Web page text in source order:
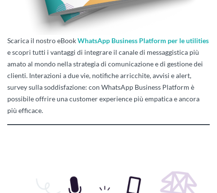
Scarica il nostro eBookWhatsApp Business Platform per le utilities
e scopri tutti i vantaggi di integrare il canale di messaggistica più
amato al mondo nella strategia di comunicazione e di gestione dei
clienti. Interazioni a due vie, notifiche arricchite, avvisi e alert,
survey sulla soddisfazione: con WhatsApp Business Platform è
possibile offrire una customer experience più empatica e ancora
più efficace.